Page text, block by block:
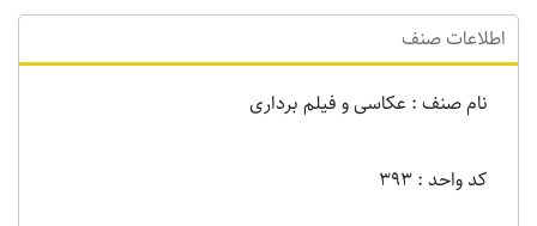
اطلاعات صنف
نام صنف : عکاسی و فیلم برداری
کد واحد : 393